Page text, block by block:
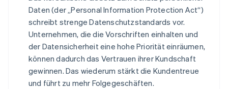
Daten (der „Personal Information Protection Act“)
schreibt strenge Datenschutzstandards vor.
Unternehmen, die die Vorschriften einhalten und
der Datensicherheit eine hohe Priorität einräumen,
können dadurch das Vertrauen ihrer Kundschaft
gewinnen. Das wiederum stärkt die Kundentreue
und führt zu mehr Folgegeschäften.